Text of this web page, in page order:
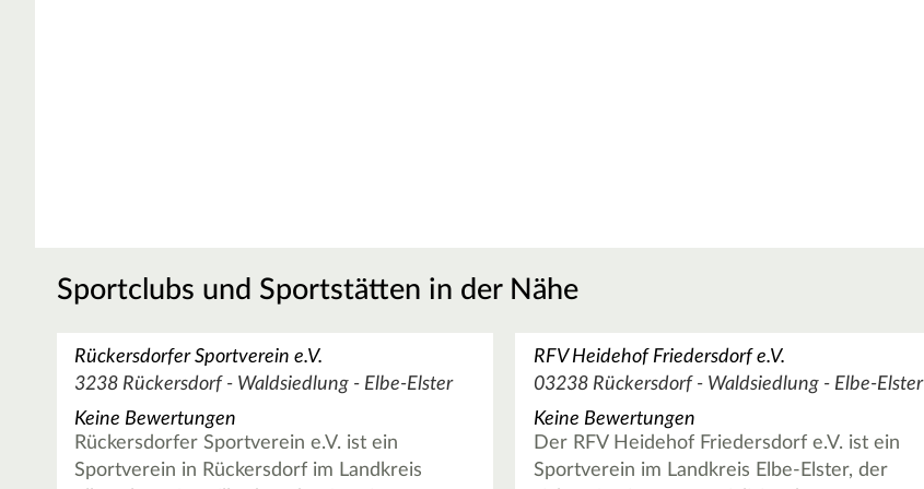
Sportclubs und Sportstätten in der Nähe
Rückersdorfer Sportverein e.V.
3238 Rückersdorf - Waldsiedlung - Elbe-Elster
Keine Bewertungen
Rückersdorfer Sportverein e.V. ist ein
Sportverein in Rückersdorf im Landkreis
RFV Heidehof Friedersdorf e.V.
03238 Rückersdorf - Waldsiedlung - Elbe-Elster
Keine Bewertungen
Der RFV Heidehof Friedersdorf e.V. ist ein
Sportverein im Landkreis Elbe-Elster, der